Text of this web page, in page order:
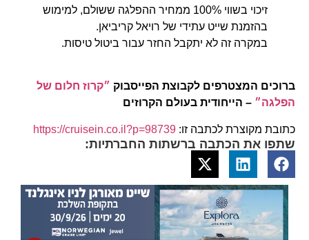
זיכוי בשווי 100% ממחיר ההפלגה ששולם, למימוש
בהזמנת שייט עתידי של רויאל קריביאן.
במקרה זה לא יתקבל החזר עבור ביטול טיסות.
ברוכים המצטרפים לקבוצת הפייסבוק״קרוז חלום של
הפלגה״– הייחודית בעולם הקרוזים
כתובת מקוצרת לכתבה זו: https://cruisein.co.il?p=98739
שתפו את הכתבה ברשתות החברתיות: